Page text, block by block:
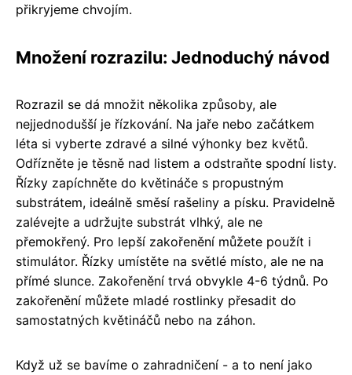
přikryjeme chvojím.
Množení rozrazilu: Jednoduchý návod
Rozrazil se dá množit několika způsoby, ale
nejjednodušší je řízkování. Na jaře nebo začátkem
léta si vyberte zdravé a silné výhonky bez květů.
Odřízněte je těsně nad listem a odstraňte spodní listy.
Řízky zapíchněte do květináče s propustným
substrátem, ideálně směsí rašeliny a písku. Pravidelně
zalévejte a udržujte substrát vlhký, ale ne
přemokřený. Pro lepší zakořenění můžete použít i
stimulátor. Řízky umístěte na světlé místo, ale ne na
přímé slunce. Zakořenění trvá obvykle 4-6 týdnů. Po
zakořenění můžete mladé rostlinky přesadit do
samostatných květináčů nebo na záhon.
Když už se bavíme o zahradničení - a to není jako